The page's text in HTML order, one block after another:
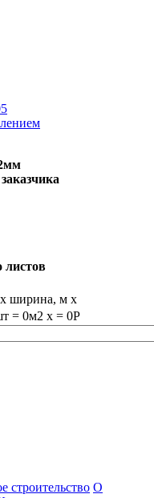
листов
x ширина, м x
= 0м2 x = 0Р
строительство О